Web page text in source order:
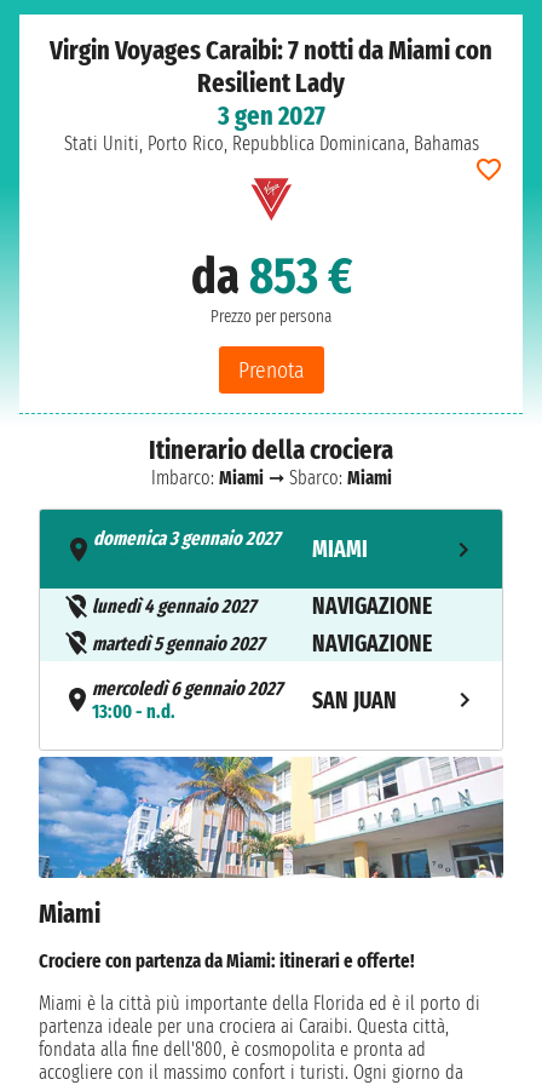
Virgin Voyages Caraibi: 7 notti da Miami con
Resilient Lady
3 gen 2027
Stati Uniti, Porto Rico, Repubblica Dominicana, Bahamas
da853 €
Prezzo per persona
Prenota
Itinerario della crociera
Imbarco: Miami➞ Sbarco: Miami
domenica 3 gennaio 2027
MIAMI
lunedì 4 gennaio 2027 NAVIGAZIONE
martedì 5 gennaio 2027 NAVIGAZIONE
mercoledì 6 gennaio 2027
13:00 - n.d.
SAN JUAN
giovedì 7 gennaio 2027
14:00 - n.d.
SAN FELIPE DE
PUERTO PLATA
venerdì 8 gennaio 2027 NAVIGAZIONE
14:00 - n.d.
domenica 10 gennaio 2027
11:30
Miami
Crociere con partenza da Miami: itinerari e offerte!
Miami è la città più importante della Florida ed è il porto di
partenza ideale per una crociera ai Caraibi. Questa città,
fondata alla fine dell'800, è cosmopolita e pronta ad
accogliere con il massimo confort i turisti. Ogni giorno da